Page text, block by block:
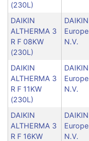
(230L)
DAIKIN
ALTHERMA 3
R F 08KW
(230L)
DAIKIN
Europe
N.V.
DAIKIN
ALTHERMA 3
R F 11KW
(230L)
DAIKIN
Europe
N.V.
DAIKIN
ALTHERMA 3
R F 16KW
DAIKIN
Europe
N.V.